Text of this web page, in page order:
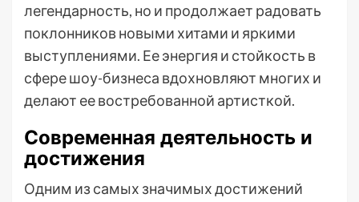
легендарность, но и продолжает радовать
поклонников новыми хитами и яркими
выступлениями. Ее энергия и стойкость в
сфере шоу-бизнеса вдохновляют многих и
делают ее востребованной артисткой.
Современная деятельность и
достижения
Одним из самых значимых достижений